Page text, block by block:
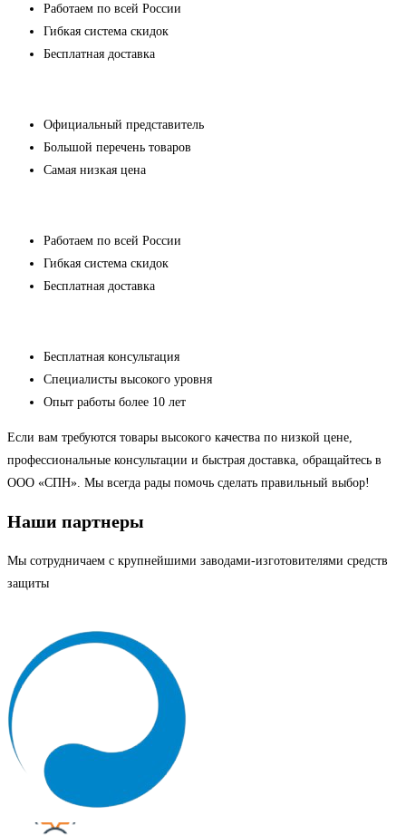
Работаем по всей России
Гибкая система скидок
Бесплатная доставка
Официальный представитель
Большой перечень товаров
Самая низкая цена
Работаем по всей России
Гибкая система скидок
Бесплатная доставка
Бесплатная консультация
Специалисты высокого уровня
Опыт работы более 10 лет
Если вам требуются товары высокого качества по низкой цене,
профессиональные консультации и быстрая доставка, обращайтесь в
ООО «СПН». Мы всегда рады помочь сделать правильный выбор!
Наши партнеры
Мы сотрудничаем с крупнейшими заводами-изготовителями средств
защиты